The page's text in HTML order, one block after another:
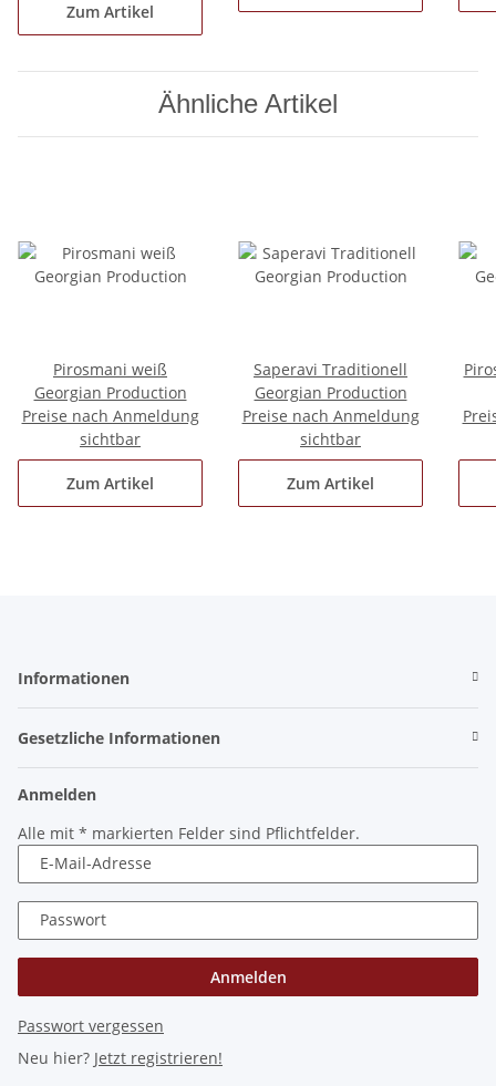
Zum Artikel
Ähnliche Artikel
Pirosmani weiß
Georgian Production
Preise nach Anmeldung
sichtbar
Zum Artikel
Saperavi Traditionell
Georgian Production
Preise nach Anmeldung
sichtbar
Zum Artikel
Informationen
Gesetzliche Informationen
Anmelden
Alle mit * markierten Felder sind Pflichtfelder.
E-Mail-Adresse
Passwort
Anmelden
Passwort vergessen
Neu hier? Jetzt registrieren!